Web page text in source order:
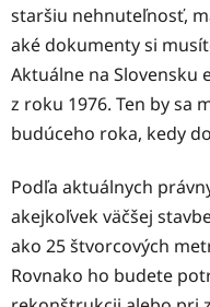
staršiu nehnuteľnosť,
aké dokumenty si
Aktuálne na Slovensku
z roku 1976. Ten by sa
budúceho roka, kedy
Podľa aktuálnych
akejkoľvek väčšej
ako 25 štvorcových
Rovnako ho budete